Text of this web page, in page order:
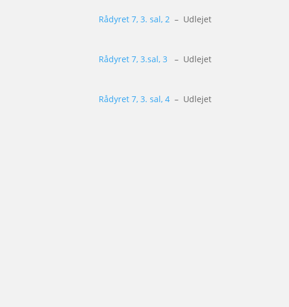
Rådyret 7, 3. sal, 2 – Udlejet
Rådyret 7, 3.sal, 3 – Udlejet
Rådyret 7, 3. sal, 4 – Udlejet